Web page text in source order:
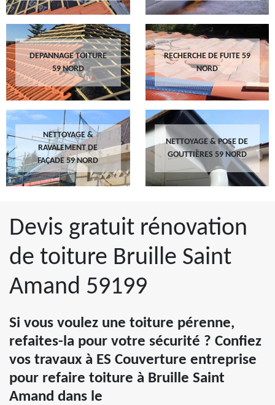
DEPANNAGE TOITURE
59 NORD
RECHERCHE DE FUITE 59
NORD
NETTOYAGE &
RAVALEMENT DE
FAÇADE 59 NORD
NETTOYAGE & POSE DE
GOUTTIÈRES 59 NORD
Devis gratuit rénovation
de toiture Bruille Saint
Amand 59199
Si vous voulez une toiture pérenne,
refaites-la pour votre sécurité ? Confiez
vos travaux à ES Couverture entreprise
pour refaire toiture à Bruille Saint
Amand dans le